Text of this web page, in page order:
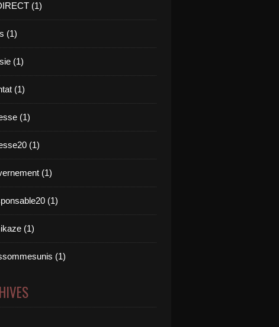
(1)
(1)
(1)
(1)
(1)
(1)
(1)
(1)
(1)
(1)